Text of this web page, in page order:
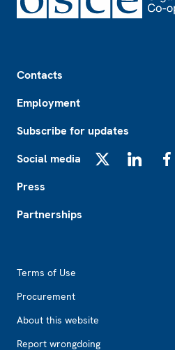
Contacts
Employment
Subscribe for updates
Social media
Press
Partnerships
Terms of Use
Procurement
About this website
Report wrongdoing